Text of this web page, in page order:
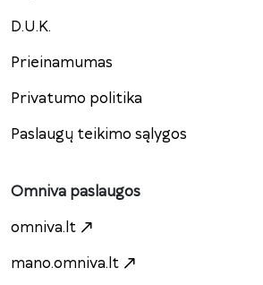
D.U.K.
Prieinamumas
Privatumo politika
Paslaugų teikimo sąlygos
Omniva paslaugos
omniva.lt
mano.omniva.lt